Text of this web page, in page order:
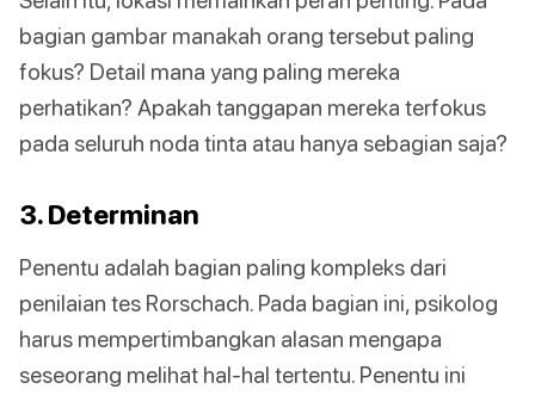
bagian gambar manakah orang tersebut paling
fokus? Detail mana yang paling mereka
perhatikan? Apakah tanggapan mereka terfokus
pada seluruh noda tinta atau hanya sebagian saja?
3. Determinan
Penentu adalah bagian paling kompleks dari
penilaian tes Rorschach. Pada bagian ini, psikolog
harus mempertimbangkan alasan mengapa
seseorang melihat hal-hal tertentu. Penentu ini